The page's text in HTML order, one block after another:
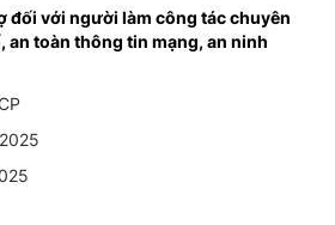
đối với người làm công tác chuyên
an toàn thông tin mạng, an ninh